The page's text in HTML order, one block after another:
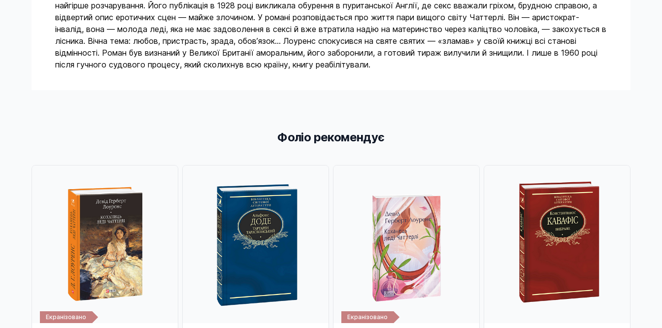
найгірше розчарування. Його публікація в 1928 році викликала обурення в пуританської Англії, де секс вважали гріхом, брудною справою, а
відвертий опис еротичних сцен — майже злочином. У романі розповідається про життя пари вищого світу Чаттерлі. Він — аристократ-
інвалід, вона — молода леді, яка не має задоволення в сексі й вже втратила надію на материнство через каліцтво чоловіка, — закохується в
лісника. Вічна тема: любов, пристрасть, зрада, обов’язок... Лоуренс спокусився на святе святих — «зламав» у своїй книжці всі станові
відмінності. Роман був визнаний у Великої Британії аморальним, його заборонили, а готовий тираж вилучили й знищили. І лише в 1960 році
після гучного судового процесу, який сколихнув всю країну, книгу реабілітували.
Фоліо рекомендує
Екранізовано Екранізовано